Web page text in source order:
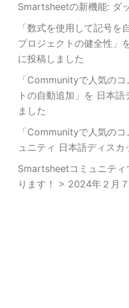
Smartsheetの新機能: ダ
「数式を使用して記号
プロジェクトの健全性」
に投稿しました
「Communityで人気の
トの自動追加」を 日本
ました
「Communityで人気の
ュニティ 日本語ディス
Smartsheetコミュニティ
ります！ > 2024年２月